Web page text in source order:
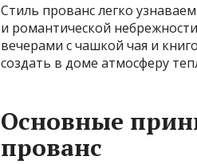
Стиль прованс легко
и романтической
вечерами с чашкой чая и
создать в доме атмосферу
Основные
прованс